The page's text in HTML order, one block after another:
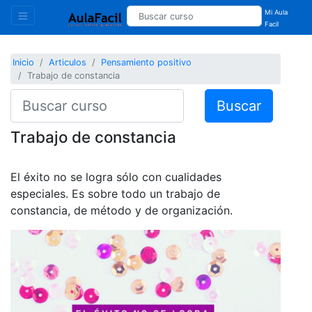
Mi Aula
Facil
Inicio Articulos
Pensamiento positivo
Trabajo de constancia
Buscar
Trabajo de constancia
El éxito no se logra sólo con cualidades
especiales. Es sobre todo un trabajo de
constancia, de método y de organización.